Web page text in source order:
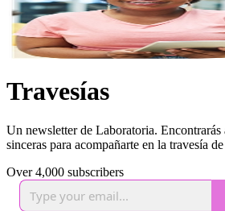
Travesías
Un newsletter de Laboratoria.
sinceras para acompañarte en la travesía
Over 4,000 subscribers